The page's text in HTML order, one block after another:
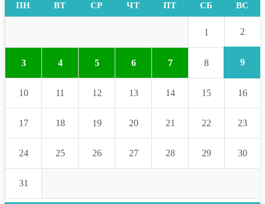
ПН ВТ СР ЧТ ПТ СБ ВС
1 2
3 4 5 6 7 8 9
10 11 12 13 14 15 16
17 18 19 20 21 22 23
24 25 26 27 28 29 30
31